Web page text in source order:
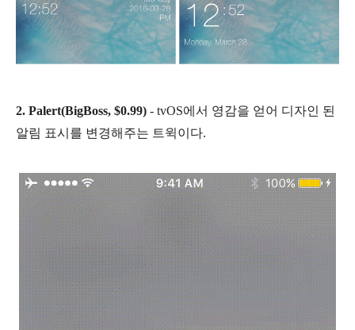
2. Palert(BigBoss, $0.99) - tvOS에서 영감을 얻어 디자인 된
알림 표시를 변경해주는 트윅이다.